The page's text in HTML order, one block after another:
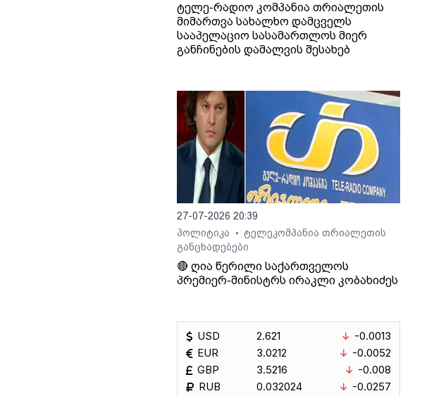
ტელე-რადიო კომპანია თრიალეთის
მიმართვა სახალხო დამცველს
სააპელაციო სასამართლოს მიერ
განჩინების დამალვის შესახებ
27-07-2026 20:39
პოლიტიკა
•
ტელეკომპანია თრიალეთის
განცხადებები
🔴 ღია წერილი საქართველოს
პრემიერ-მინისტრს ირაკლი კობახიძეს
USD
EUR
GBP
RUB
2.621
3.0212
3.5216
0.032024
-0.0013
-0.0052
-0.008
-0.0257